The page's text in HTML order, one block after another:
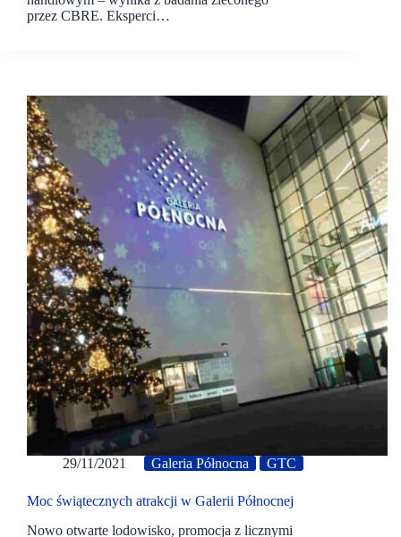
przez CBRE. Eksperci…
29/11/2021 Galeria Północna GTC
Moc świątecznych atrakcji w Galerii Północnej
Nowo otwarte lodowisko, promocja z licznymi